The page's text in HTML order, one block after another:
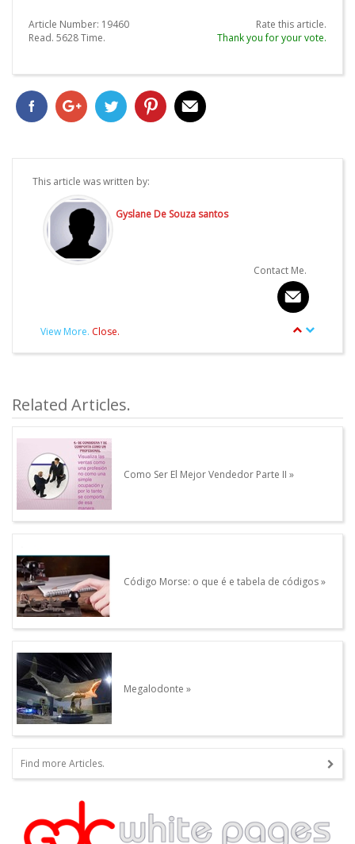
Article Number: 19460
Read. 5628Time.
Rate this article.
Thank you for your vote.
This article was written by:
Gyslane De Souza santos
Contact Me.
View More. Close.
Other articles written by this Author.
Related Articles.
Como Ser El Mejor Vendedor Parte II
Código Morse: o que é e tabela de códigos
Megalodonte
Find more Articles.